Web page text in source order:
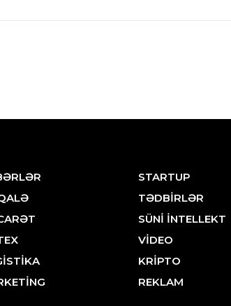
STARTUP
TƏDBİRLƏR
SÜNİ İNTELLEKT
VİDEO
KRİPTO
REKLAM